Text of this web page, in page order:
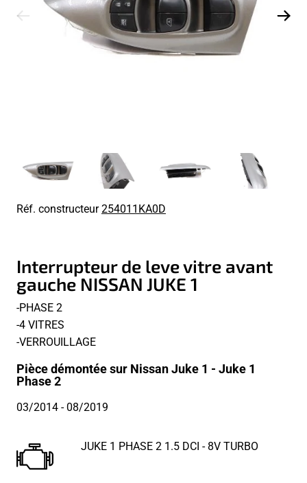
Réf. constructeur254011KA0D
Interrupteur de leve vitre avant
gauche NISSAN JUKE 1
-PHASE 2
-4 VITRES
-VERROUILLAGE
Pièce démontée sur Nissan Juke 1 - Juke 1
Phase 2
03/2014- 08/2019
JUKE 1 PHASE 2 1.5 DCI - 8V TURBO